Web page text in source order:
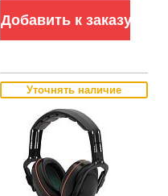
Добавить к заказу
Уточнять наличие